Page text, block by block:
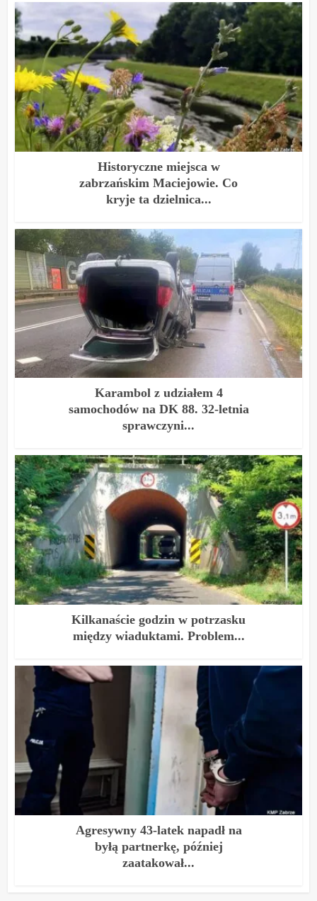
Historyczne miejsca w
zabrzańskim Maciejowie. Co
kryje ta dzielnica...
Karambol z udziałem 4
samochodów na DK 88. 32-letnia
sprawczyni...
Kilkanaście godzin w potrzasku
między wiaduktami. Problem...
Agresywny 43-latek napadł na
byłą partnerkę, później
zaatakował...